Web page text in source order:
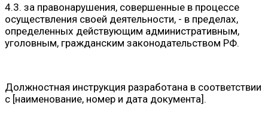
4.3. за правонарушения, совершенные в процессе
осуществления своей деятельности, - в пределах,
определенных действующим административным,
уголовным, гражданским законодательством РФ.
Должностная инструкция разработана в соответствии
с [наименование, номер и дата документа].